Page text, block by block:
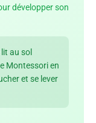
développer son
au sol
Montessori en
et se lever